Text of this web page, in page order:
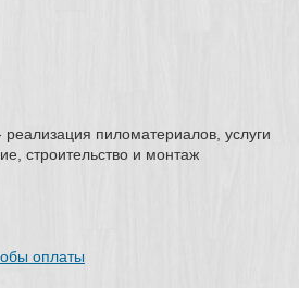
пиломатериалов, услуги
строительство и монтаж
оплаты